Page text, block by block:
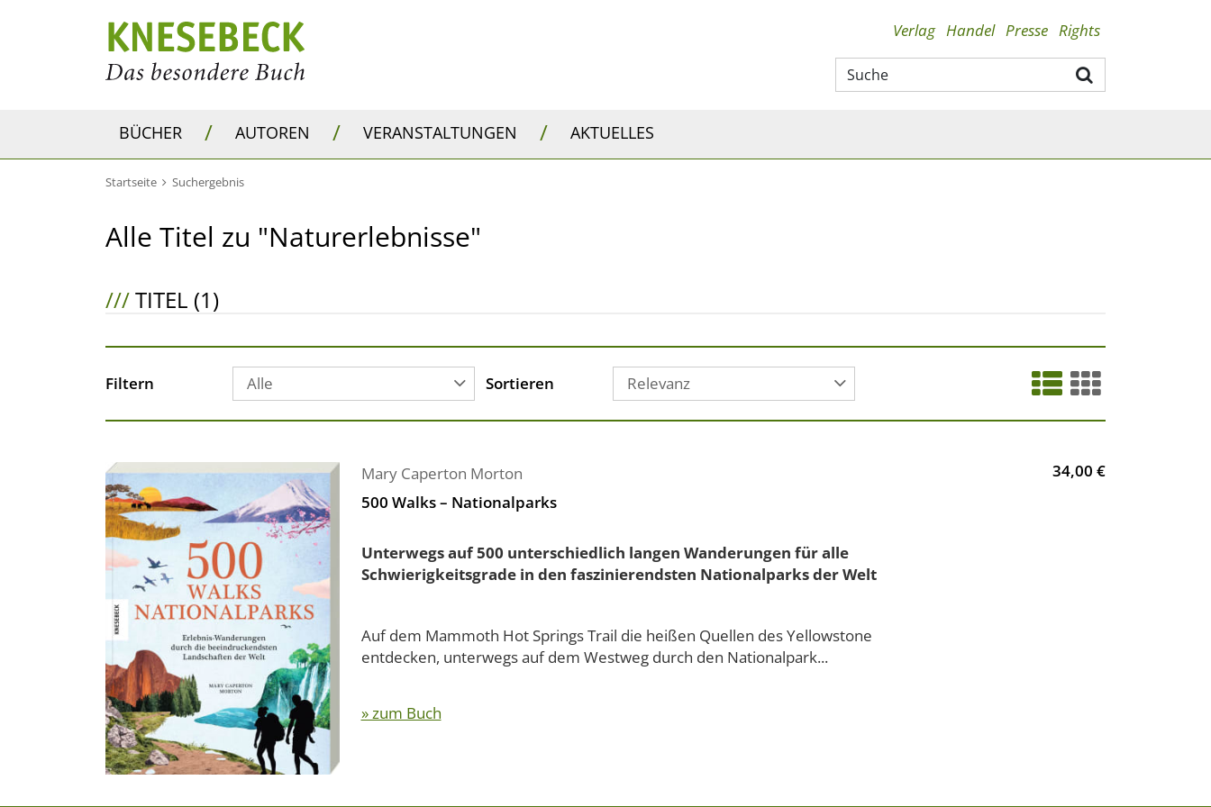
Verlag Handel Presse Rights
BÜCHER / AUTOREN / VERANSTALTUNGEN / AKTUELLES
Startseite Suchergebnis
Alle Titel zu "Naturerlebnisse"
///TITEL (1)
Filtern Alle Sortieren Relevanz
Mary Caperton Morton
500 Walks – Nationalparks
Unterwegs auf 500 unterschiedlich langen Wanderungen für alle
Schwierigkeitsgrade in den faszinierendsten Nationalparks der Welt
Auf dem Mammoth Hot Springs Trail die heißen Quellen des Yellowstone
entdecken, unterwegs auf dem Westweg durch den Nationalpark...
» zum Buch
34,00 €